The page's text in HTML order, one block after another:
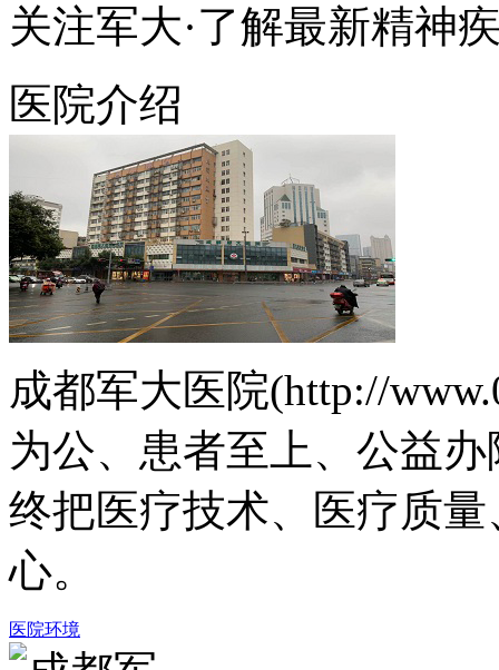
关注军大·了解最新精神
医院介绍
成都军大医院(http://
为公、患者至上、公益
终把医疗技术、医疗质
心。
医院环境